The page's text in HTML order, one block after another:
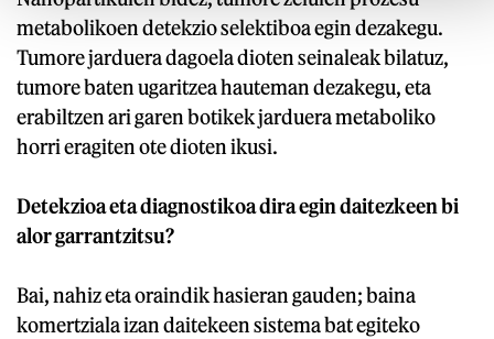
metabolikoen detekzio selektiboa egin dezakegu.
Tumore jarduera dagoela dioten seinaleak bilatuz,
tumore baten ugaritzea hauteman dezakegu, eta
erabiltzen ari garen botikek jarduera metaboliko
horri eragiten ote dioten ikusi.
Detekzioa eta diagnostikoa dira egin daitezkeen bi
alor garrantzitsu?
Bai, nahiz eta oraindik hasieran gauden; baina
komertziala izan daitekeen sistema bat egiteko